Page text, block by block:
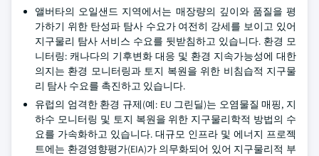
앨버타의 오일샌드 지역에서는 매장량의 깊이와 품질을 평
가하기 위한 탄성파 탐사 수요가 여전히 강세를 보이고 있어
지구물리 탐사 서비스 수요를 뒷받침하고 있습니다. 환경 모
니터링: 캐나다의 기후변화 대응 및 환경 지속가능성에 대한
의지는 환경 모니터링과 토지 복원을 위한 비침습적 지구물
리 탐사 수요를 촉진하고 있습니다.
유럽의 엄격한 환경 규제(예: EU 그린딜)는 오염물질 매핑, 지
하수 모니터링 및 토지 복원을 위한 지구물리학적 방법의 수
요를 가속화하고 있습니다. 대규모 인프라 및 에너지 프로젝
트에는 환경영향평가(EIA)가 의무화되어 있어 지구물리적 부